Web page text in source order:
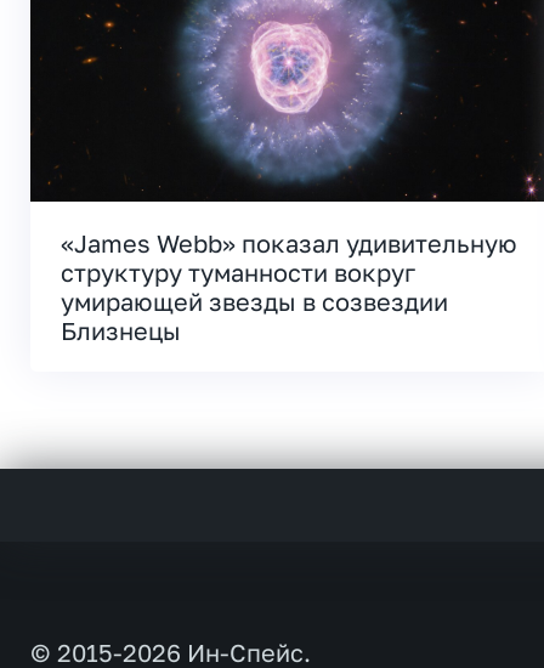
«James Webb» показал удивительную
структуру туманности вокруг
умирающей звезды в созвездии
Близнецы
© 2015-2026 Ин-Спейс.